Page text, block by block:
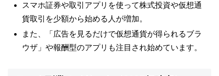
スマホ証券や取引アプリを使って株式投資や仮想通
貨取引を少額から始める人が増加。
また、「広告を見るだけで仮想通貨が得られるブラ
ウザ」や報酬型のアプリも注目され始めています。